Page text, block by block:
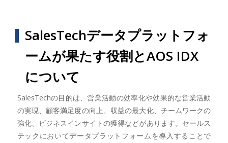
SalesTechデータプラットフォ
ームが果たす役割とAOS IDX
について
SalesTechの目的は、営業活動の効率化や効果的な営業活動
の実現、顧客満足度の向上、収益の最大化、チームワークの
強化、ビジネスインサイトの獲得などがあります。セールス
テックにおいてデータプラットフォームを導入することで